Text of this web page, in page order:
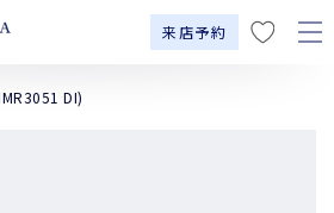
来店予約
に
DI)